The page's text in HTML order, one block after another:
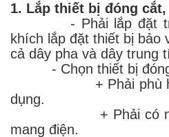
1. Lắp thiết bị đóng cắt,
- Phải lắp đặt trên
khích lắp đặt thiết bị bảo
cả dây pha và dây trung
- Chọn thiết bị đóng
+ Phải phù hợp
dụng.
+ Phải có nắp
mang điện.